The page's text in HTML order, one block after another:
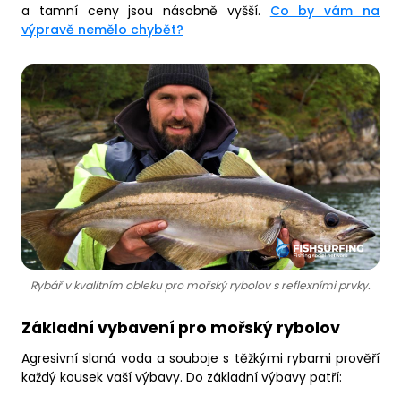
a tamní ceny jsou násobně vyšší. Co by vám na
výpravě nemělo chybět?
Rybář v kvalitním obleku pro mořský rybolov s reflexními prvky.
Základní vybavení pro mořský rybolov
Agresivní slaná voda a souboje s těžkými rybami prověří
každý kousek vaší výbavy. Do základní výbavy patří: